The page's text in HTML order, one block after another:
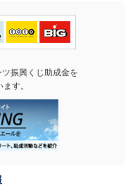
振興くじ助成金を
す。